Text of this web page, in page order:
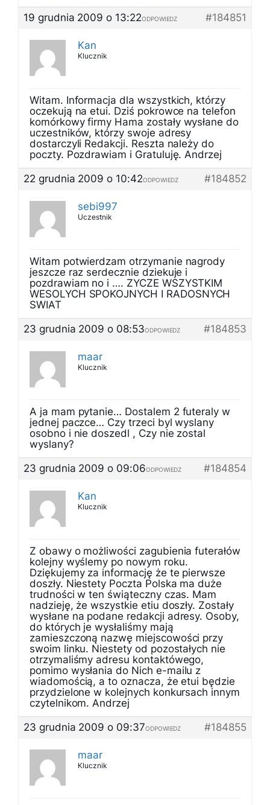
19 grudnia 2009 o 13:22
#184851
ODPOWIEDZ
Kan
Klucznik
Witam. Informacja dla wszystkich, którzy
oczekują na etui. Dziś pokrowce na telefon
komórkowy firmy Hama zostały wysłane do
uczestników, którzy swoje adresy
dostarczyli Redakcji. Reszta należy do
poczty. Pozdrawiam i Gratuluję. Andrzej
22 grudnia 2009 o 10:42
#184852
ODPOWIEDZ
sebi997
Uczestnik
Witam potwierdzam otrzymanie nagrody
jeszcze raz serdecznie dziekuje i
pozdrawiam no i …. ZYCZE WSZYSTKIM
WESOLYCH SPOKOJNYCH I RADOSNYCH
SWIAT
23 grudnia 2009 o 08:53
#184853
ODPOWIEDZ
maar
Klucznik
A ja mam pytanie… Dostalem 2 futeraly w
jednej paczce… Czy trzeci byl wyslany
osobno i nie doszedl , Czy nie zostal
wyslany?
23 grudnia 2009 o 09:06
#184854
ODPOWIEDZ
Kan
Klucznik
Z obawy o możliwości zagubienia futerałów
kolejny wyślemy po nowym roku.
Dziękujemy za informację że te pierwsze
doszły. Niestety Poczta Polska ma duże
trudności w ten świąteczny czas. Mam
nadzieję, że wszystkie etiu doszły. Zostały
wysłane na podane redakcji adresy. Osoby,
do których je wysłaliśmy mają
zamieszczoną nazwę miejscowości przy
swoim linku. Niestety od pozostałych nie
otrzymaliśmy adresu kontaktówego,
pomimo wysłania do Nich e-mailu z
wiadomością, a to oznacza, że etui będzie
przydzielone w kolejnych konkursach innym
czytelnikom. Andrzej
23 grudnia 2009 o 09:37
#184855
ODPOWIEDZ
maar
Klucznik